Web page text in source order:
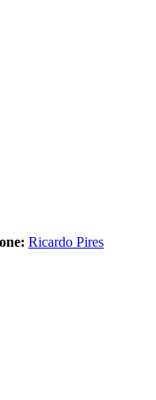
Ricardo Pires